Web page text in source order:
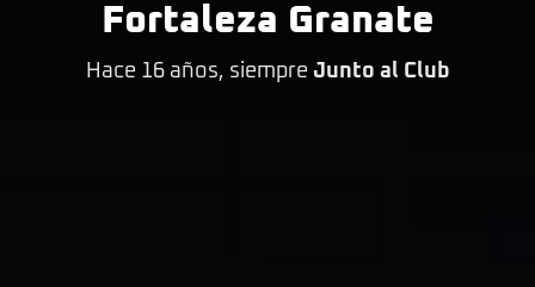
Fortaleza Granate
Hace 16 años, siempre Junto al Club